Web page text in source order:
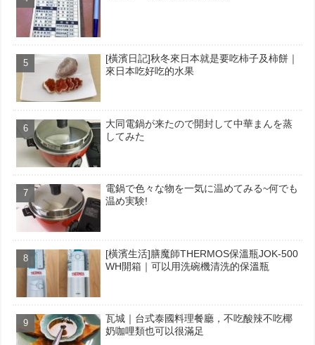
[橫濱日記]秋冬來日本就是要吃柿子及柿餅｜
來日本吃好吃的水果
大同電鍋が来たので開封して中華まんを蒸
してみた
電鍋で色々な物を一気に温めてみる~何でも
温め実験!
[橫濱生活]膳魔師THERMOS保溫瓶JOK-500
WH開箱｜可以用洗碗機清洗的保溫瓶
瓦城｜台式泰國料理餐廳，不吃酸辣不吃椰
奶咖哩類也可以很滿足